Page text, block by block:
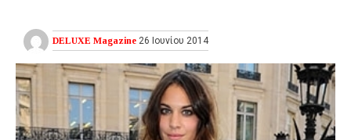
DELUXE Magazine 26 Ιουνίου 2014